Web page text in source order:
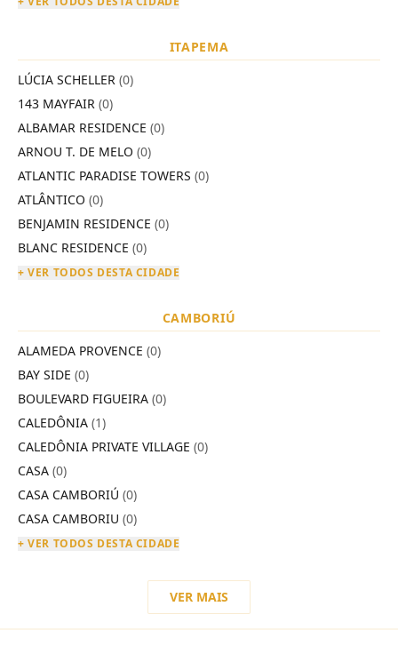
ITAPEMA
LÚCIA SCHELLER (0)
143 MAYFAIR (0)
ALBAMAR RESIDENCE (0)
ARNOU T. DE MELO (0)
ATLANTIC PARADISE TOWERS (0)
ATLÂNTICO (0)
BENJAMIN RESIDENCE (0)
BLANC RESIDENCE (0)
+ VER TODOS DESTA CIDADE
CAMBORIÚ
ALAMEDA PROVENCE (0)
BAY SIDE (0)
BOULEVARD FIGUEIRA (0)
CALEDÔNIA (1)
CALEDÔNIA PRIVATE VILLAGE (0)
CASA (0)
CASA CAMBORIÚ (0)
CASA CAMBORIU (0)
+ VER TODOS DESTA CIDADE
VER MAIS